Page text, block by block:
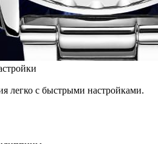
легко с быстрыми настройками.